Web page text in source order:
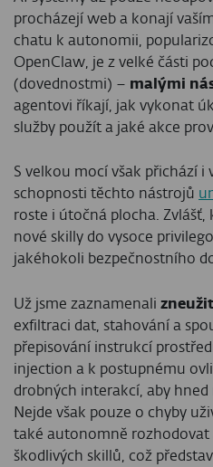
procházejí web a konají
chatu k autonomii,
OpenClaw, je z velké části
(dovednostmi) – malými
agentovi říkají, jak vykonat
služby použít a jaké akce
S velkou mocí však přichází i
schopnosti těchto nástrojů
roste i útočná plocha.
nové skilly do vysoce
jakéhokoli bezpečnostního
Už jsme zaznamenali
exfiltraci dat, stahování a
přepisování instrukcí
injection a k postupnému
drobných interakcí, aby
Nejde však pouze o chyby
také autonomně rozhodovat
škodlivých skillů, což